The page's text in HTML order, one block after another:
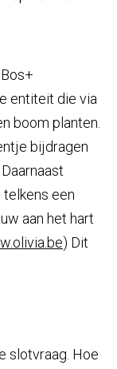
entiteit die via
boom planten.
bijdragen
een
aan het hart
) Dit
slotvraag. Hoe